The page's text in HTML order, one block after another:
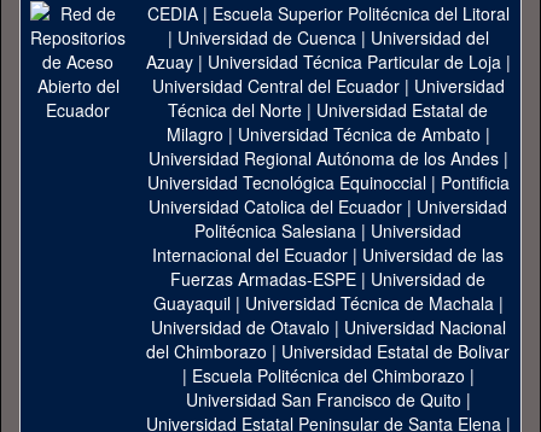
CEDIA| Escuela Superior Politécnica del Litoral
| Universidad de Cuenca| Universidad del
Azuay| Universidad Técnica Particular de Loja|
Universidad Central del Ecuador| Universidad
Técnica del Norte | Universidad Estatal de
Milagro | Universidad Técnica de Ambato |
Universidad Regional Autónoma de los Andes|
Universidad Tecnológica Equinoccial| Pontificia
Universidad Catolica del Ecuador | Universidad
Politécnica Salesiana | Universidad
Internacional del Ecuador | Universidad de las
Fuerzas Armadas-ESPE | Universidad de
Guayaquil| Universidad Técnica de Machala|
Universidad de Otavalo | Universidad Nacional
del Chimborazo | Universidad Estatal de Bolivar
| Escuela Politécnica del Chimborazo |
Universidad San Francisco de Quito |
Universidad Estatal Peninsular de Santa Elena|